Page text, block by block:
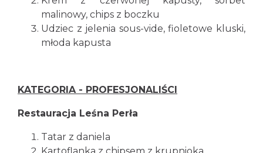
malinowy, chips z boczku
Udziec z jelenia sous-vide, fioletowe kluski,
młoda kapusta
KATEGORIA - PROFESJONALIŚCI
Restauracja Leśna Perła
Tatar z daniela